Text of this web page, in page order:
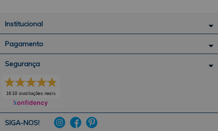
Institucional
Pagamento
SIGA-NOS!
Segurança
1618 avaliações reais